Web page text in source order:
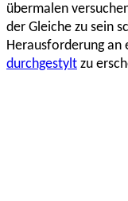
übermalen
der Gleiche zu sein
Herausforderung an
durchgestylt zu